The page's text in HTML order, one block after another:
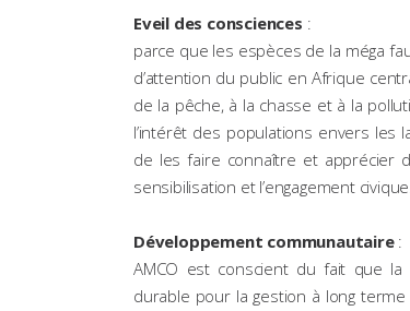
Eveil des consciences :
parce que les espèces de la méga
d’attention du public en Afrique
de la pêche, à la chasse et à la
l’intérêt des populations envers
de les faire connaître et apprécier
sensibilisation et l’engagement
Développement communautaire:
AMCO est conscient du fait que
durable pour la gestion à long